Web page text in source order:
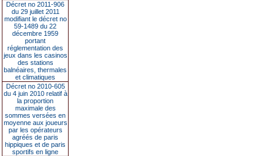
Décret no 2011-906
du 29 juillet 2011
modifiant le décret no
59-1489 du 22
décembre 1959
portant
réglementation des
jeux dans les casinos
des stations
balnéaires, thermales
et climatiques
Décret no 2010-605
du 4 juin 2010 relatif à
la proportion
maximale des
sommes versées en
moyenne aux joueurs
par les opérateurs
agréés de paris
hippiques et de paris
sportifs en ligne